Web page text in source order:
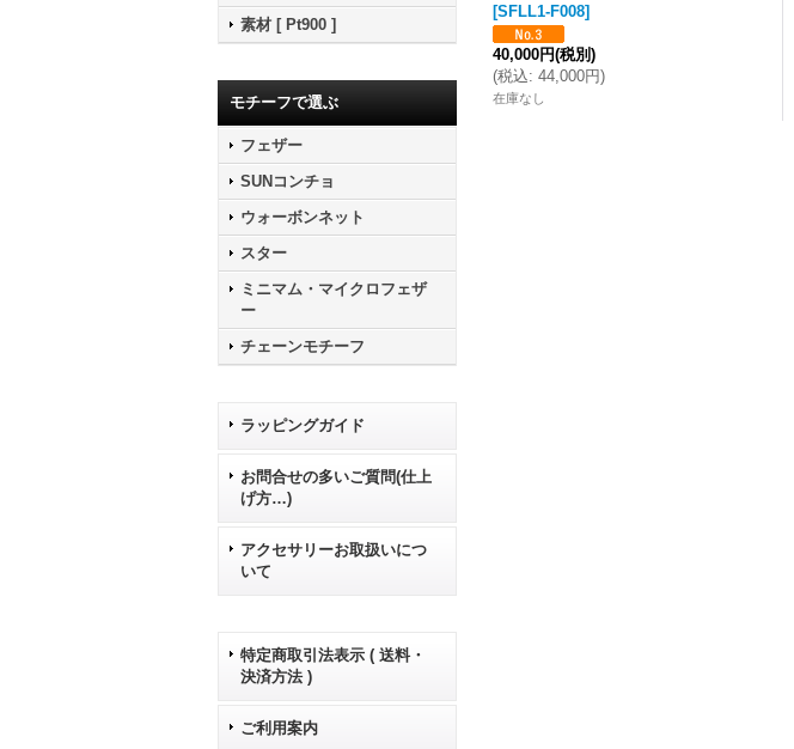
素材 [ Pt900 ]
モチーフで選ぶ
フェザー
SUNコンチョ
ウォーボンネット
スター
ミニマム・マイクロフェザ
ー
チェーンモチーフ
ラッピングガイド
お問合せの多いご質問(仕上
げ方…)
アクセサリーお取扱いにつ
いて
特定商取引法表示 ( 送料・
決済方法 )
ご利用案内
[SFLL1-F008]
40,000円(税別)
(税込: 44,000円)
在庫なし